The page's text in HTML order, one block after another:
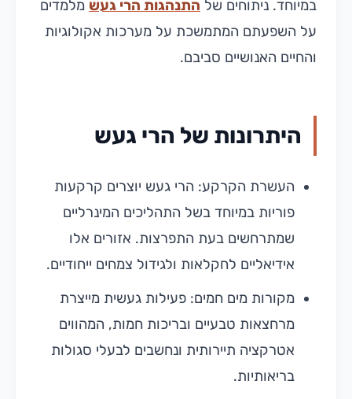
במיוחד. ניתוחים של התנהגות הרי געש מלמדים
על השפעתם המתמשכת על מערכות אקולוגיות
והחיים האנושיים סביבם.
היתרונות של הרי געש
העשרת הקרקע: הרי געש יוצרים קרקעות
פוריות במיוחד בשל התהליכים המינרליים
שמתרחשים בעת התפרצות. אזורים אלו
אידיאליים לחקלאות ולגידול צמחים ייחודיים.
מקורות מים חמים: פעילות געשית מייצרת
מרחצאות טבעיים ובריכות חמות, המהווים
אטרקציה תיירותית ונחשבים לבעלי סגולות
בריאותיות.